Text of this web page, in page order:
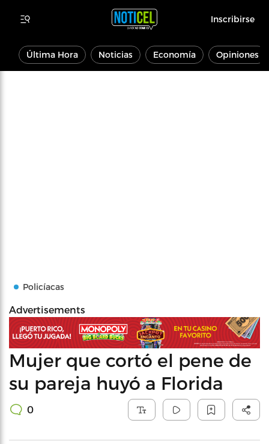
Inscribirse
Última Hora Noticias Economía Opiniones
Policíacas
Advertisements
Mujer que cortó el pene de
su pareja huyó a Florida
0